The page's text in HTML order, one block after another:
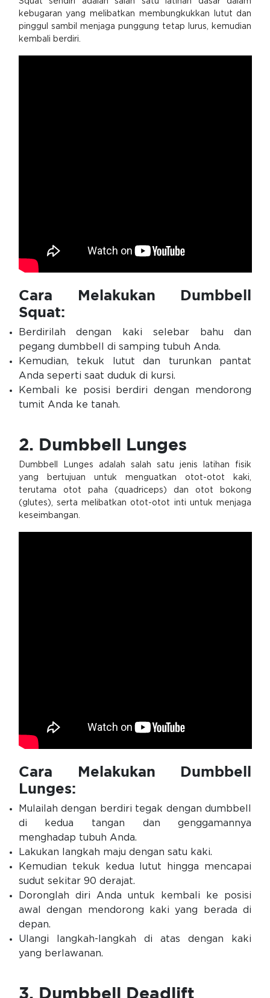
kebugaran yang melibatkan membungkukkan lutut dan
pinggul sambil menjaga punggung tetap lurus, kemudian
kembali berdiri.
Cara Melakukan Dumbbell
Squat:
Berdirilah dengan kaki selebar bahu dan
pegang dumbbell di samping tubuh Anda.
Kemudian, tekuk lutut dan turunkan pantat
Anda seperti saat duduk di kursi.
Kembali ke posisi berdiri dengan mendorong
tumit Anda ke tanah.
2. Dumbbell Lunges
Dumbbell Lunges adalah salah satu jenis latihan fisik
yang bertujuan untuk menguatkan otot-otot kaki,
terutama otot paha (quadriceps) dan otot bokong
(glutes), serta melibatkan otot-otot inti untuk menjaga
keseimbangan.
Cara Melakukan Dumbbell
Lunges:
Mulailah dengan berdiri tegak dengan dumbbell
di kedua tangan dan genggamannya
menghadap tubuh Anda.
Lakukan langkah maju dengan satu kaki.
Kemudian tekuk kedua lutut hingga mencapai
sudut sekitar 90 derajat.
Doronglah diri Anda untuk kembali ke posisi
awal dengan mendorong kaki yang berada di
depan.
Ulangi langkah-langkah di atas dengan kaki
yang berlawanan.
3. Dumbbell Deadlift